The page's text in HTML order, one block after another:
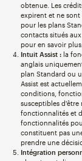
obtenue. Les
expirent et ne sont
pour les plans
contacts situés
pour en savoir plus.
Intuit Assist :la
anglais
plan Standard ou
Assist est
conditions,
susceptibles d'être
fonctionnalités et
fonctionnalités
constituent pas
prendre une
Intégration